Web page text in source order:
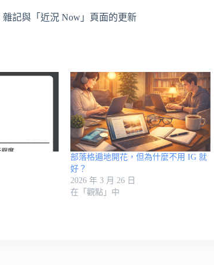
記與「近況 Now」頁面的更新
部落格遍地開花，但為什麼不用 IG 就
好？
2026 年 3 月 26 日
在「觀點」中